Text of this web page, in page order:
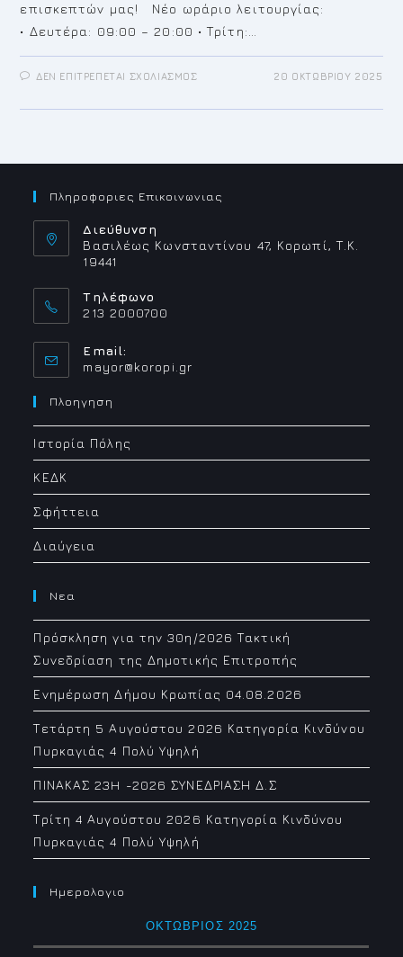
επισκεπτών μας! Νέο ωράριο λειτουργίας:
• Δευτέρα: 09:00 – 20:00 • Τρίτη:…
ΔΕΝ ΕΠΙΤΡΈΠΕΤΑΙ ΣΧΟΛΙΑΣΜΌΣΣΤΟ
ΒΙΒΛΙΟΘΗΚΗΣ
20 ΟΚΤΩΒΡΊΟΥ 2025
Πληροφοριες Επικοινωνιας
Διεύθυνση
Βασιλέως Κωνσταντίνου 47, Κορωπί, Τ.Κ.
19441
Τηλέφωνο
213 2000700
Email:
mayor@koropi.grOpens
Πλοηγηση
Ιστορία Πόλης
ΚΕΔΚ
Σφήττεια
Διαύγεια
Νεα
Πρόσκληση για την 30η/2026 Τακτική
Συνεδρίαση της Δημοτικής Επιτροπής
Ενημέρωση Δήμου Κρωπίας 04.08.2026
Τετάρτη 5 Αυγούστου 2026 Κατηγορία Κινδύνου
Πυρκαγιάς 4 Πολύ Υψηλή
ΠΙΝΑΚΑΣ 23H -2026 ΣΥΝΕΔΡΙΑΣΗ Δ.Σ
Τρίτη 4 Αυγούστου 2026 Κατηγορία Κινδύνου
Πυρκαγιάς 4 Πολύ Υψηλή
Ημερολογιο
ΟΚΤΏΒΡΙΟΣ 2025